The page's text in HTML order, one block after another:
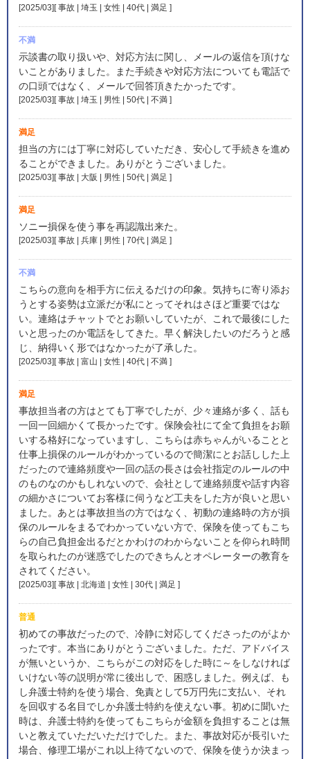
[2025/03][ 事故 | 埼玉 | 女性 | 40代 | 満足 ]
不満
示談書の取り扱いや、対応方法に関し、メールの返信を頂けな
いことがありました。また手続きや対応方法についても電話で
の口頭ではなく、メールで回答頂きたかったです。
[2025/03][ 事故 | 埼玉 | 男性 | 50代 | 不満 ]
満足
担当の方には丁寧に対応していただき、安心して手続きを進め
ることができました。ありがとうございました。
[2025/03][ 事故 | 大阪 | 男性 | 50代 | 満足 ]
満足
ソニー損保を使う事を再認識出来た。
[2025/03][ 事故 | 兵庫 | 男性 | 70代 | 満足 ]
不満
こちらの意向を相手方に伝えるだけの印象。気持ちに寄り添お
うとする姿勢は立派だが私にとってそれはさほど重要ではな
い。連絡はチャットでとお願いしていたが、これで最後にした
いと思ったのか電話をしてきた。早く解決したいのだろうと感
じ、納得いく形ではなかったが了承した。
[2025/03][ 事故 | 富山 | 女性 | 40代 | 不満 ]
満足
事故担当者の方はとても丁寧でしたが、少々連絡が多く、話も
一回一回細かくて長かったです。保険会社にて全て負担をお願
いする格好になっていますし、こちらは赤ちゃんがいることと
仕事上損保のルールがわかっているので簡潔にとお話しした上
だったので連絡頻度や一回の話の長さは会社指定のルールの中
のものなのかもしれないので、会社として連絡頻度や話す内容
の細かさについてお客様に伺うなど工夫をした方が良いと思い
ました。あとは事故担当の方ではなく、初動の連絡時の方が損
保のルールをまるでわかっていない方で、保険を使ってもこち
らの自己負担金出るだとかわけのわからないことを仰られ時間
を取られたのが迷惑でしたのできちんとオペレーターの教育を
されてください。
[2025/03][ 事故 | 北海道 | 女性 | 30代 | 満足 ]
普通
初めての事故だったので、冷静に対応してくださったのがよか
ったです。本当にありがとうございました。ただ、アドバイス
が無いというか、こちらがこの対応をした時に～をしなければ
いけない等の説明が常に後出しで、困惑しました。例えば、も
し弁護士特約を使う場合、免責として5万円先に支払い、それ
を回収する名目でしか弁護士特約を使えない事。初めに聞いた
時は、弁護士特約を使ってもこちらが金額を負担することは無
いと教えていただいただけでした。また、事故対応が長引いた
場合、修理工場がこれ以上待てないので、保険を使うか決まっ